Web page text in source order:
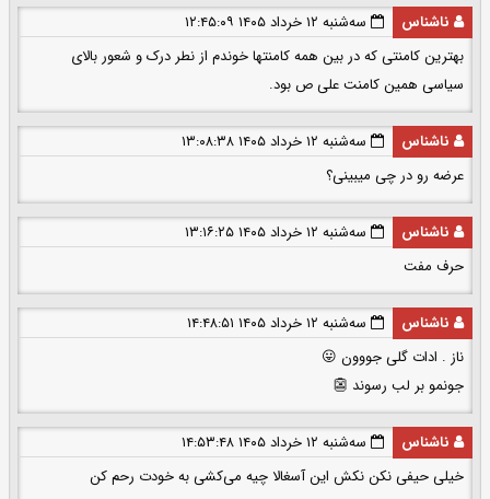
ناشناس
سه‌شنبه ۱۲ خرداد ۱۴۰۵ ۱۲:۴۵:۰۹
بهترین کامنتی که در بین همه کامنتها خوندم از نطر درک و شعور بالای
سیاسی همین کامنت علی ص بود.
ناشناس
سه‌شنبه ۱۲ خرداد ۱۴۰۵ ۱۳:۰۸:۳۸
عرضه رو در چی میبینی؟
ناشناس
سه‌شنبه ۱۲ خرداد ۱۴۰۵ ۱۳:۱۶:۲۵
حرف مفت
ناشناس
سه‌شنبه ۱۲ خرداد ۱۴۰۵ ۱۴:۴۸:۵۱
ناز . ادات گلی جووون 😛
جونمو بر لب رسوند 👺
ناشناس
سه‌شنبه ۱۲ خرداد ۱۴۰۵ ۱۴:۵۳:۴۸
خیلی حیفی نکن نکش این آسغالا چیه می‌کشی به خودت رحم کن